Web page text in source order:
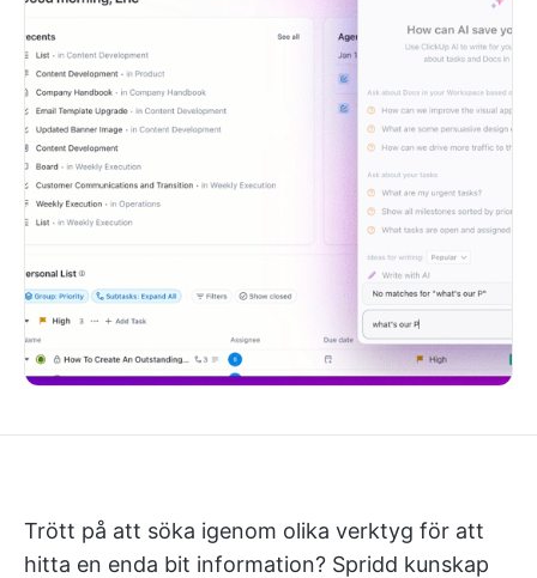
Trött på att söka igenom olika verktyg för att
hitta en enda bit information? Spridd kunskap